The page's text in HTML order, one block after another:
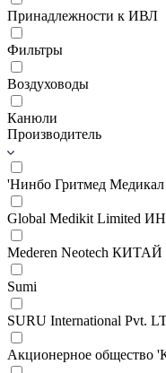
Принадлежности к ИВЛ
Фильтры
Воздуховоды
Канюли
Производитель
'Нинбо Гритмед
Global Medikit Limited
Mederen Neotech КИТАЙ
Sumi
SURU International Pvt.
Акционерное общество